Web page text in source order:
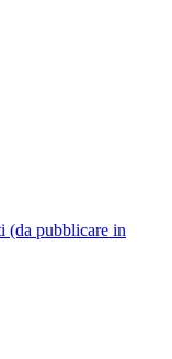
(da pubblicare in